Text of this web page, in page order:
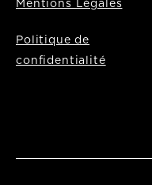
Mentions Légales
Politique de
confidentialité